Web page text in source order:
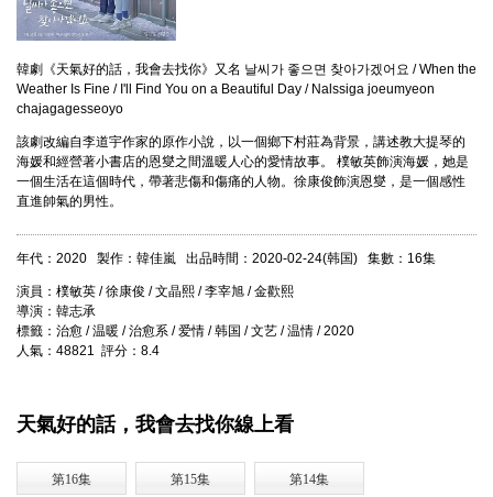
韓劇《天氣好的話，我會去找你》又名 날씨가 좋으면 찾아가겠어요 / When the
Weather Is Fine / I'll Find You on a Beautiful Day / Nalssiga joeumyeon
chajagagesseoyo
該劇改編自李道宇作家的原作小說，以一個鄉下村莊為背景，講述教大提琴的
海媛和經營著小書店的恩燮之間溫暖人心的愛情故事。 樸敏英飾演海媛，她是
一個生活在這個時代，帶著悲傷和傷痛的人物。徐康俊飾演恩燮，是一個感性
直進帥氣的男性。
年代：2020 製作：韓佳嵐 出品時間：2020-02-24(韩国) 集數：16集
演員：樸敏英 / 徐康俊 / 文晶熙 / 李宰旭 / 金歡熙
導演：韓志承
標籤：治愈 / 温暖 / 治愈系 / 爱情 / 韩国 / 文艺 / 温情 / 2020
人氣：48821 評分：8.4
天氣好的話，我會去找你線上看
第16集 第15集 第14集